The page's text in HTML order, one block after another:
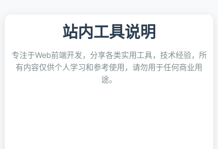
站内工具说明
专注于Web前端开发，分享各类实用工具，技术经验，所
有内容仅供个人学习和参考使用，请勿用于任何商业用
途。